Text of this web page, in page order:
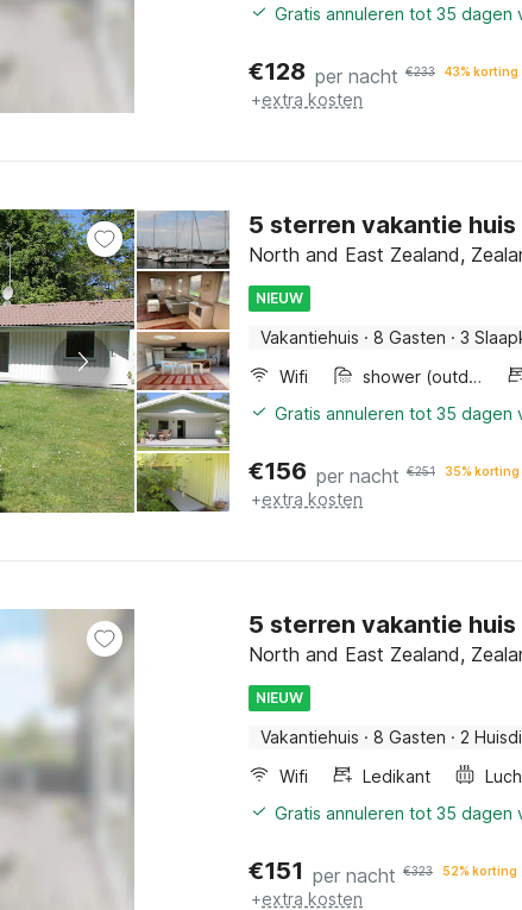
Gratis annuleren tot 35 dagen
€128 per nacht €233 43% korting
+extra kosten
5 sterren vakantie
North and East Zealand,
NIEUW
Vakantiehuis · 8 Gasten · 3
Wifi
shower (outdoor)
Gratis annuleren tot 35 dagen
€156 per nacht €251 35% korting
+extra kosten
5 sterren vakantie huis
North and East Zealand,
NIEUW
Vakantiehuis · 8 Gasten · 2
Wifi
Ledikant
Gratis annuleren tot 35 dagen
€151 per nacht €323 52% korting
+extra kosten